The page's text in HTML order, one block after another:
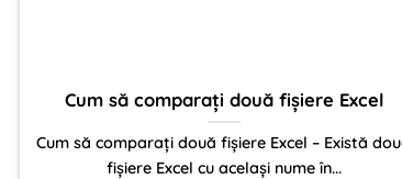
Cum să comparați două fișiere Excel
Cum să comparați două fișiere Excel – Există
fișiere Excel cu același nume în...